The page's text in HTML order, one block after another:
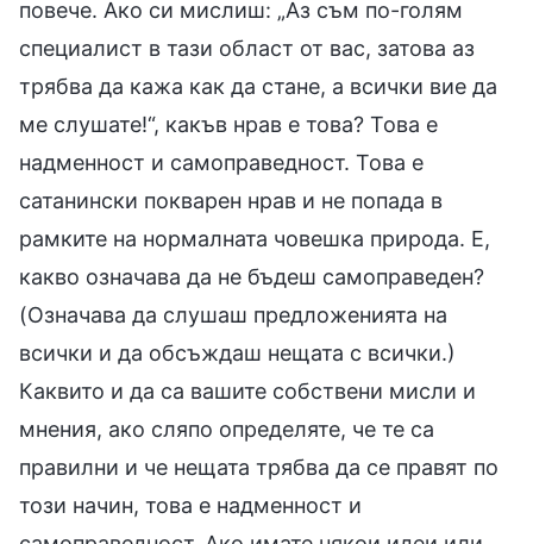
повече. Ако си мислиш: „Аз съм по-голям
специалист в тази област от вас, затова аз
трябва да кажа как да стане, а всички вие да
ме слушате!“, какъв нрав е това? Това е
надменност и самоправедност. Това е
сатанински покварен нрав и не попада в
рамките на нормалната човешка природа. Е,
какво означава да не бъдеш самоправеден?
(Означава да слушаш предложенията на
всички и да обсъждаш нещата с всички.)
Каквито и да са вашите собствени мисли и
мнения, ако сляпо определяте, че те са
правилни и че нещата трябва да се правят по
този начин, това е надменност и